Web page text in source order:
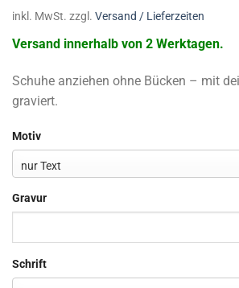
inkl. MwSt. zzgl. Versand / Lieferzeiten
Versand innerhalb von 2 Werktagen.
Schuhe anziehen ohne Bücken – mit
graviert.
Motiv
Gravur
Schrift